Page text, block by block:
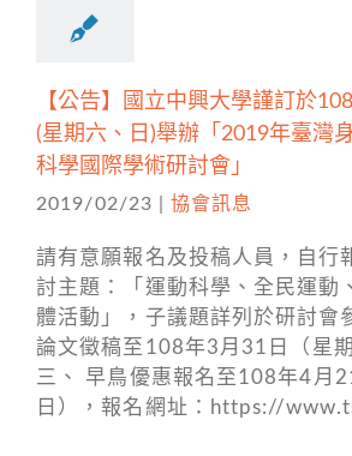
【公告】國立中興大學謹訂於
(星期六、日)舉辦「2019年臺灣
科學國際學術研討會」
2019/02/23 協會訊息
請有意願報名及投稿人員，自行
討主題：「運動科學、全民運動
體活動」，子議題詳列於研討會
論文徵稿至108年3月31日（星
三、 早鳥優惠報名至108年4月
日），報名網址：https://